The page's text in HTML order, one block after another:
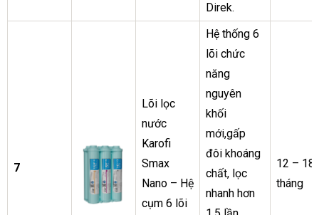
Direk.
7
Lõi lọc
nước
Karofi
Smax
Nano – Hệ
cụm 6 lõi
Hệ thống 6
lõi chức
năng
nguyên
khối
mới,gấp
đôi khoáng
chất, lọc
nhanh hơn
12 – 18
tháng